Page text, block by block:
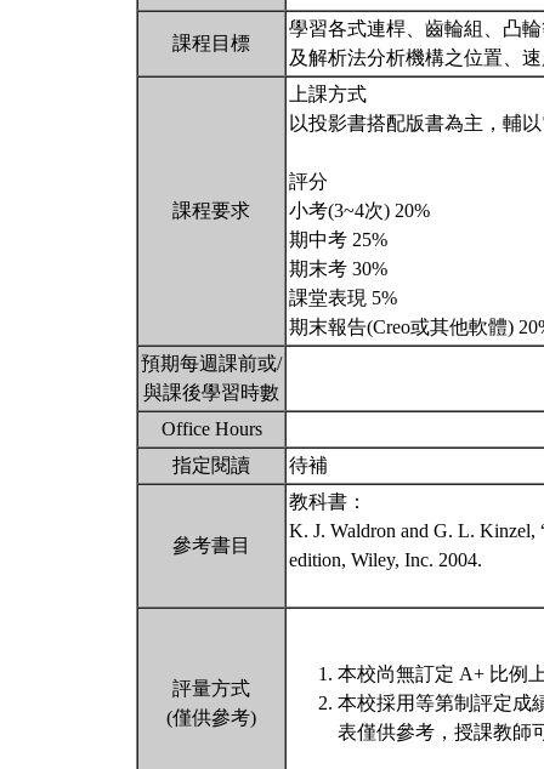
課程目標
學習各式連桿、齒輪組、凸
及解析法分析機構之位置、
課程要求
上課方式
以投影書搭配版書為主，輔
評分
小考(3~4次) 20%
期中考 25%
期末考 30%
課堂表現 5%
期末報告(Creo或其他軟體)
預期每週課前或/
與課後學習時數
Office Hours
指定閱讀
待補
參考書目
教科書：
K. J. Waldron and G. L. Kinzel,
edition, Wiley, Inc. 2004.
評量方式
(僅供參考)
本校尚無訂定 A+ 比例
本校採用等第制評定成
表僅供參考，授課教師